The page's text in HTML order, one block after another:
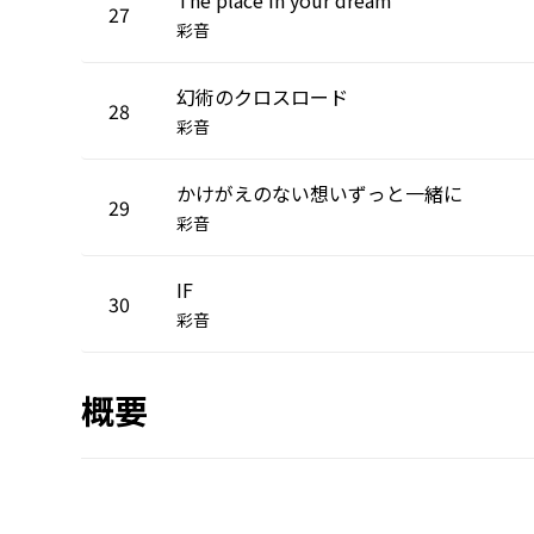
27
彩音
28 幻術のクロスロード
彩音
29 かけがえのない想いずっと一緒に
彩音
30 IF
彩音
概要